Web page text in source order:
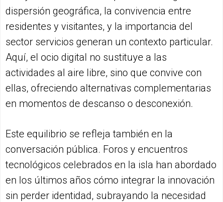
dispersión geográfica, la convivencia entre
residentes y visitantes, y la importancia del
sector servicios generan un contexto particular.
Aquí, el ocio digital no sustituye a las
actividades al aire libre, sino que convive con
ellas, ofreciendo alternativas complementarias
en momentos de descanso o desconexión.
Este equilibrio se refleja también en la
conversación pública. Foros y encuentros
tecnológicos celebrados en la isla han abordado
en los últimos años cómo integrar la innovación
sin perder identidad, subrayando la necesidad